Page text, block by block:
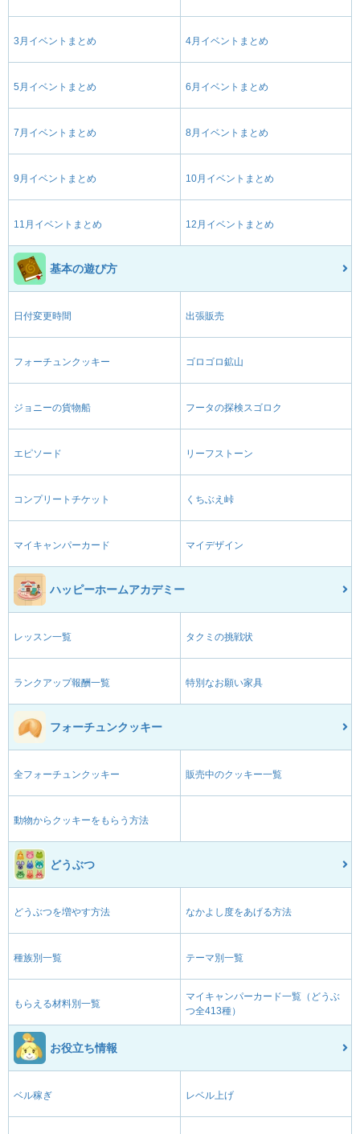
3月イベントまとめ 4月イベントまとめ
5月イベントまとめ 6月イベントまとめ
7月イベントまとめ 8月イベントまとめ
9月イベントまとめ 10月イベントまとめ
11月イベントまとめ 12月イベントまとめ
基本の遊び方
日付変更時間 出張販売
フォーチュンクッキー ゴロゴロ鉱山
ジョニーの貨物船 フータの探検スゴロク
エピソード リーフストーン
コンプリートチケット くちぶえ峠
マイキャンパーカード マイデザイン
ハッピーホームアカデミー
レッスン一覧 タクミの挑戦状
ランクアップ報酬一覧 特別なお願い家具
フォーチュンクッキー
全フォーチュンクッキー 販売中のクッキー一覧
動物からクッキーをもらう方法
どうぶつ
どうぶつを増やす方法 なかよし度をあげる方法
種族別一覧 テーマ別一覧
もらえる材料別一覧
マイキャンパーカード一覧（どうぶ
つ全413種）
お役立ち情報
ベル稼ぎ レベル上げ